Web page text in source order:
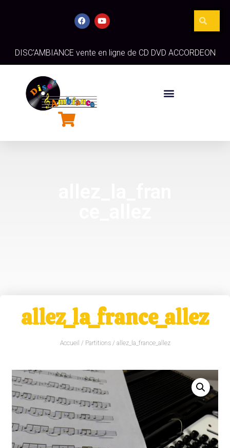
DISC'AMBIANCE vente en ligne de CD DVD ACCORDEON
allez_la_france_allez
Accueil / Partitions/ allez_la_france_allez